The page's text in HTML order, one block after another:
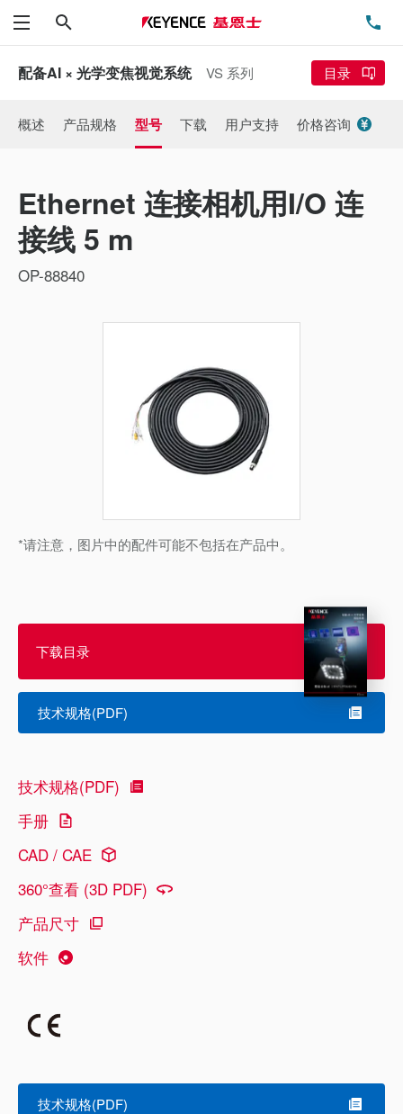
菜单
配备AI × 光学变焦视觉系统 VS 系列 目录
概述 产品规格 型号 下载 用户支持 价格咨询
Ethernet 连接相机用I/O 连
接线 5 m
OP-88840
*请注意，图片中的配件可能不包括在产品中。
下载目录
技术规格(PDF)
技术规格(PDF)
手册
CAD / CAE
360°查看 (3D PDF)
产品尺寸
软件
技术规格(PDF)